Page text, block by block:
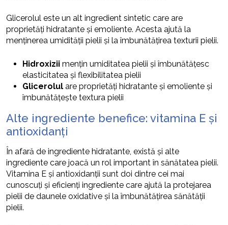
Glicerolul este un alt ingredient sintetic care are
proprietăți hidratante și emoliente. Acesta ajută la
menținerea umidității pielii și la îmbunătățirea texturii pielii.
Hidroxizii mențin umiditatea pielii și îmbunătățesc
elasticitatea și flexibilitatea pielii
Glicerolul are proprietăți hidratante și emoliente și
îmbunătățește textura pielii
Alte ingrediente benefice: vitamina E și
antioxidanți
În afară de ingrediente hidratante, există și alte
ingrediente care joacă un rol important în sănătatea pielii.
Vitamina E și antioxidanții sunt doi dintre cei mai
cunoscuți și eficienți ingrediente care ajută la protejarea
pielii de daunele oxidative și la îmbunătățirea sănătății
pielii.